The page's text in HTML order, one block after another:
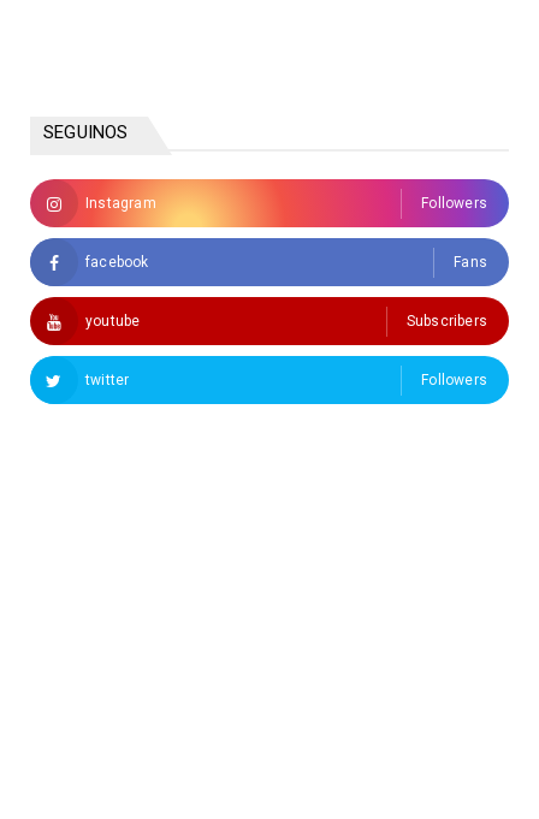
SEGUINOS
Instagram Followers
facebook Fans
youtube Subscribers
twitter Followers